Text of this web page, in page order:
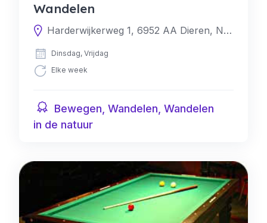
Wandelen
Harderwijkerweg 1, 6952 AA Dieren, Nederland
Dinsdag, Vrijdag
Elke week
Bewegen, Wandelen, Wandelen
in de natuur